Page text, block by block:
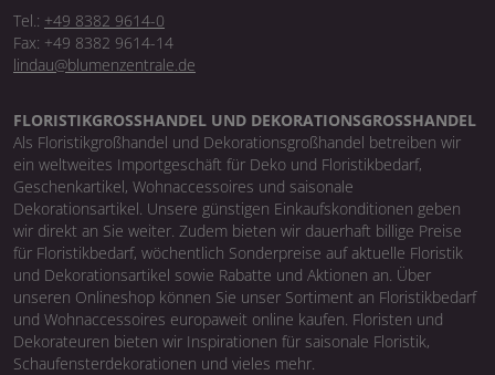
Tel.: +49 8382 9614-0
Fax: +49 8382 9614-14
lindau@blumenzentrale.de
FLORISTIKGROSSHANDEL UND DEKORATIONSGROSSHANDEL
Als Floristikgroßhandel und Dekorationsgroßhandel betreiben wir
ein weltweites Importgeschäft für Deko und Floristikbedarf,
Geschenkartikel, Wohnaccessoires und saisonale
Dekorationsartikel. Unsere günstigen Einkaufskonditionen geben
wir direkt an Sie weiter. Zudem bieten wir dauerhaft billige Preise
für Floristikbedarf, wöchentlich Sonderpreise auf aktuelle Floristik
und Dekorationsartikel sowie Rabatte und Aktionen an. Über
unseren Onlineshop können Sie unser Sortiment an Floristikbedarf
und Wohnaccessoires europaweit online kaufen. Floristen und
Dekorateuren bieten wir Inspirationen für saisonale Floristik,
Schaufensterdekorationen und vieles mehr.